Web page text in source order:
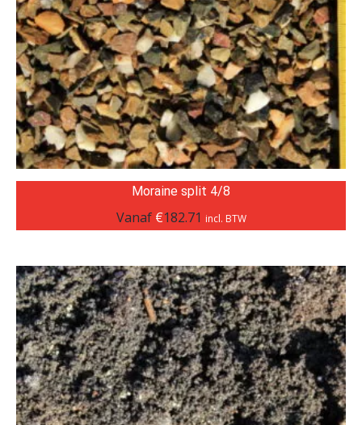
Moraine split 4/8
Vanaf €182.71 incl. BTW